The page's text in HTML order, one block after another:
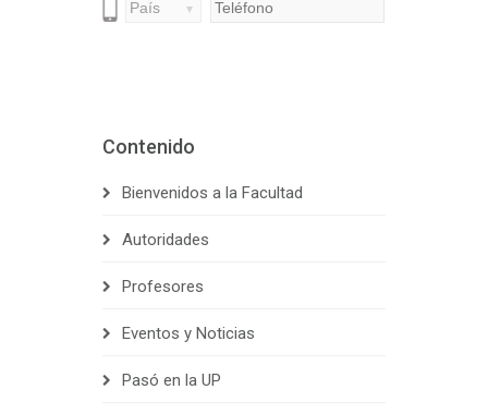
Contenido
Bienvenidos a la Facultad
Autoridades
Profesores
Eventos y Noticias
Pasó en la UP